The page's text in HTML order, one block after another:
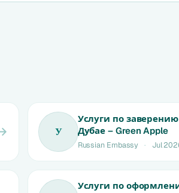
У
Услуги по
Дубае – Green Apple
Russian Embassy · Jul
Услуги по